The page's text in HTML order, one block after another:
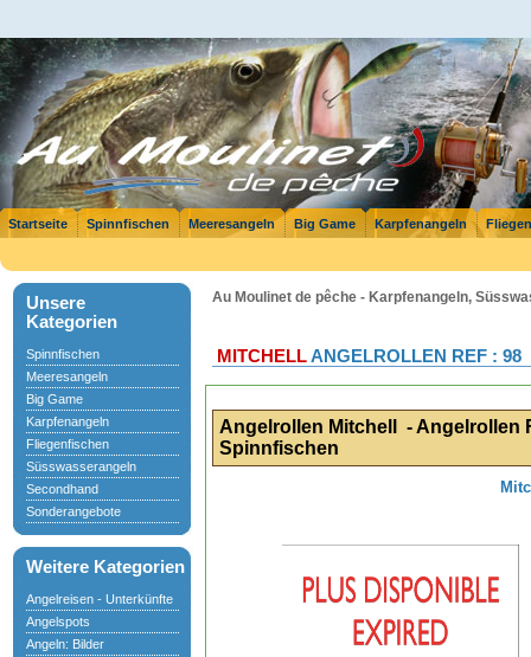
Startseite Spinnfischen Meeresangeln Big Game Karpfenangeln
Unsere
Kategorien
Spinnfischen
Meeresangeln
Big Game
Karpfenangeln
Fliegenfischen
Süsswasserangeln
Secondhand
Sonderangebote
Weitere Kategorien
Angelreisen - Unterkünfte
Angelspots
Angeln: Bilder
Au Moulinet de pêche - Karpfenangeln,
MITCHELLANGELROLLEN REF : 98
Angelrollen Mitchell - Angelrollen
Spinnfischen